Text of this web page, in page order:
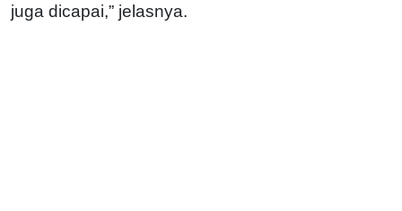
juga dicapai,” jelasnya.